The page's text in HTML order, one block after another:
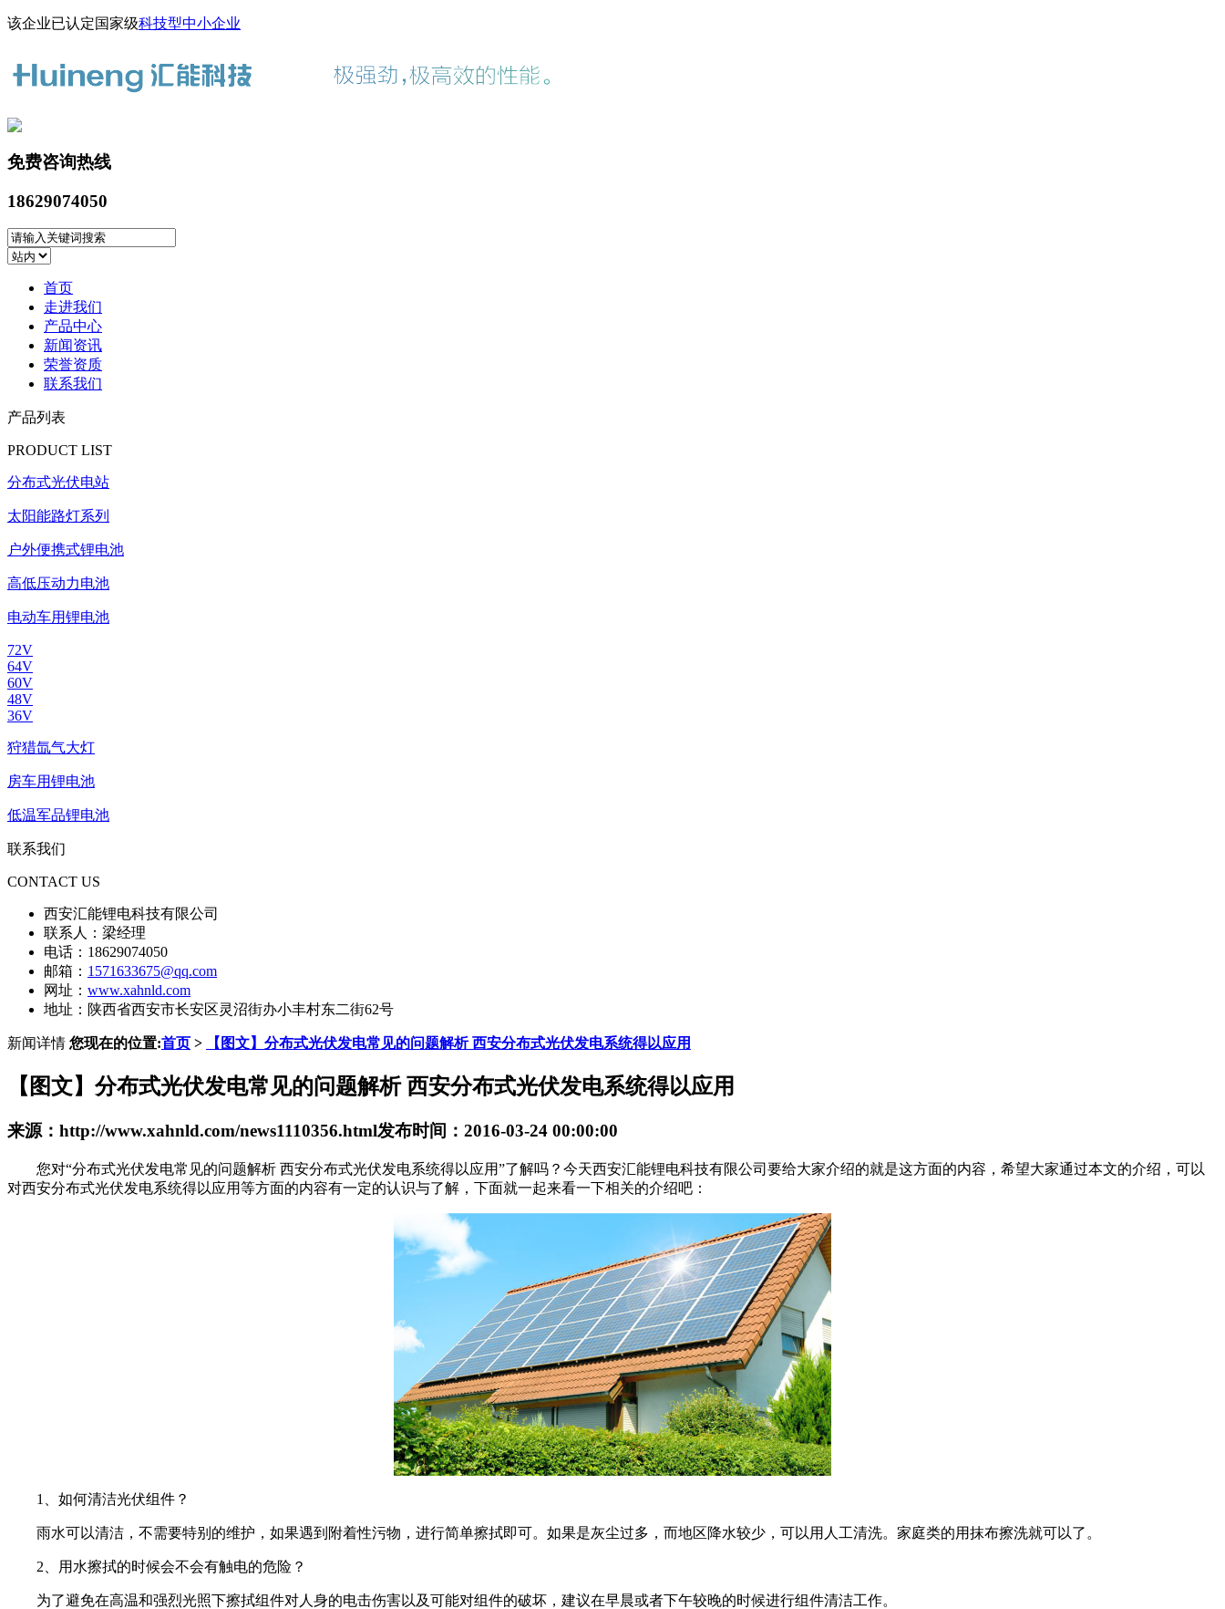
该企业已认定国家级科技型中小企业
免费咨询热线
18629074050
首页
走进我们
产品中心
新闻资讯
荣誉资质
联系我们
产品列表
PRODUCT LIST
分布式光伏电站
太阳能路灯系列
户外便携式锂电池
高低压动力电池
电动车用锂电池
72V
64V
60V
48V
36V
狩猎氙气大灯
房车用锂电池
低温军品锂电池
联系我们
CONTACT US
西安汇能锂电科技有限公司
联系人：梁经理
电话：18629074050
邮箱： 1571633675@qq.com
网址： www.xahnld.com
地址：陕西省西安市长安区灵沼街办小丰村东二街62号
新闻详情 您现在的位置:首页 > 【图文】分布式光伏发电常见的问题解析 西安分布式光伏发电系统得以应用
【图文】分布式光伏发电常见的问题解析 西安分布式光伏发电系统得以应用
来源：http://www.xahnld.com/news1110356.html发布时间：2016-03-24 00:00:00
您对“分布式光伏发电常见的问题解析 西安分布式光伏发电系统得以应用”了解吗？今天西安汇能锂电科技有限公司要给大家介绍的就是这方面的内容，希望大家通过本文的介绍，可以
对西安分布式光伏发电系统得以应用等方面的内容有一定的认识与了解，下面就一起来看一下相关的介绍吧：
1、如何清洁光伏组件？
雨水可以清洁，不需要特别的维护，如果遇到附着性污物，进行简单擦拭即可。如果是灰尘过多，而地区降水较少，可以用人工清洗。家庭类的用抹布擦洗就可以了。
2、用水擦拭的时候会不会有触电的危险？
为了避免在高温和强烈光照下擦拭组件对人身的电击伤害以及可能对组件的破坏，建议在早晨或者下午较晚的时候进行组件清洁工作。